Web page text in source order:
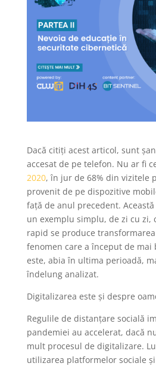
Dacă citiți acest articol, sunt
accesat de pe telefon. Nu ar fi
2020, în jur de 68% din vizitele
provenit de pe dispozitive
față de anul precedent.
un exemplu simplu, de zi cu zi,
rapid se produce
fenomen care a început de mai
este, abia în ultima perioadă,
îndelung analizat.
Digitalizarea este și despre
Regulile de distanțare socială
pandemiei au accelerat, dacă
mult procesul de digitalizare.
utilizarea platformelor sociale